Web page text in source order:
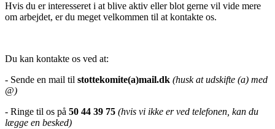
Hvis du er interesseret i at blive aktiv eller blot gerne vil vide mere
om arbejdet, er du meget velkommen til at kontakte os.
Du kan kontakte os ved at:
- Sende en mail til stottekomite(a)mail.dk (husk at udskifte (a) med
@)
- Ringe til os på 50 44 39 75 (hvis vi ikke er ved telefonen, kan du
lægge en besked)